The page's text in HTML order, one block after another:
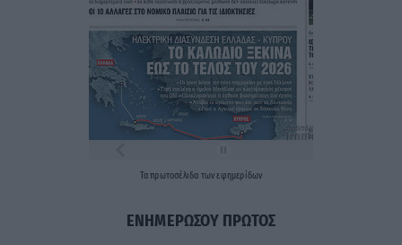
Ταπρωτοσέλιδα τωνεφημερίδων
ΕΝΗΜΕΡΩΣΟΥ ΠΡΩΤΟΣ